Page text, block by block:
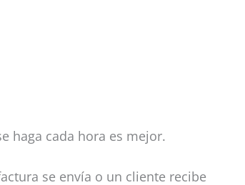
haga cada hora es mejor.
se envía o un cliente recibe